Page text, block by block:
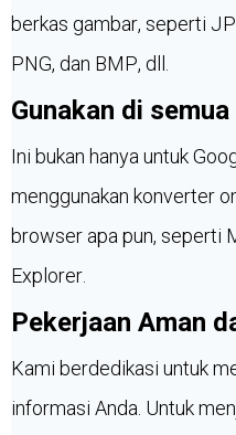
berkas gambar, seperti
PNG, dan BMP, dll.
Gunakan di
Ini bukan hanya untuk
menggunakan konverter
browser apa pun, seperti
Explorer.
Pekerjaan Aman
Kami berdedikasi untuk
informasi Anda. Untuk